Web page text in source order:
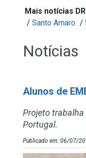
Mais notícias
/ Santo Amaro /
Notícias
Alunos de
Projeto trabalha
Portugal.
Publicado em: 06/07/